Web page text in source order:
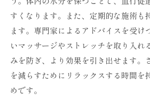
美容鍼で得られる心の安定
すくなります。また、定期的な施術も
ます。専門家によるアドバイスを受け
いマッサージやストレッチを取り入れ
みを防ぎ、より効果を引き出せます。
を減らすためにリラックスする時間を
めです。